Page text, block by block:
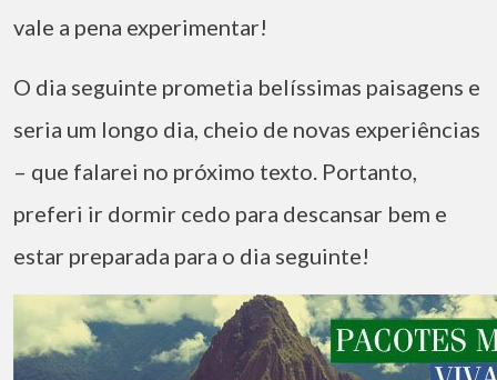
vale a pena experimentar!
O dia seguinte prometia belíssimas paisagens e
seria um longo dia, cheio de novas experiências
– que falarei no próximo texto. Portanto,
preferi ir dormir cedo para descansar bem e
estar preparada para o dia seguinte!